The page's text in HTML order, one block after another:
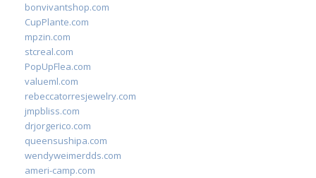
bonvivantshop.com
CupPlante.com
mpzin.com
stcreal.com
PopUpFlea.com
valueml.com
rebeccatorresjewelry.com
jmpbliss.com
drjorgerico.com
queensushipa.com
wendyweimerdds.com
ameri-camp.com